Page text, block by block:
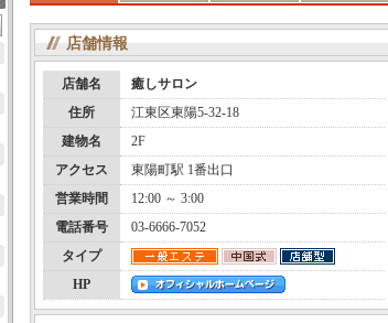
店舗情報
店舗名
癒しサロン
住所
江東区東陽5-32-18
建物名
2F
アクセス
東陽町駅 1番出口
営業時間
12:00 ～ 3:00
電話番号
03-6666-7052
タイプ
HP